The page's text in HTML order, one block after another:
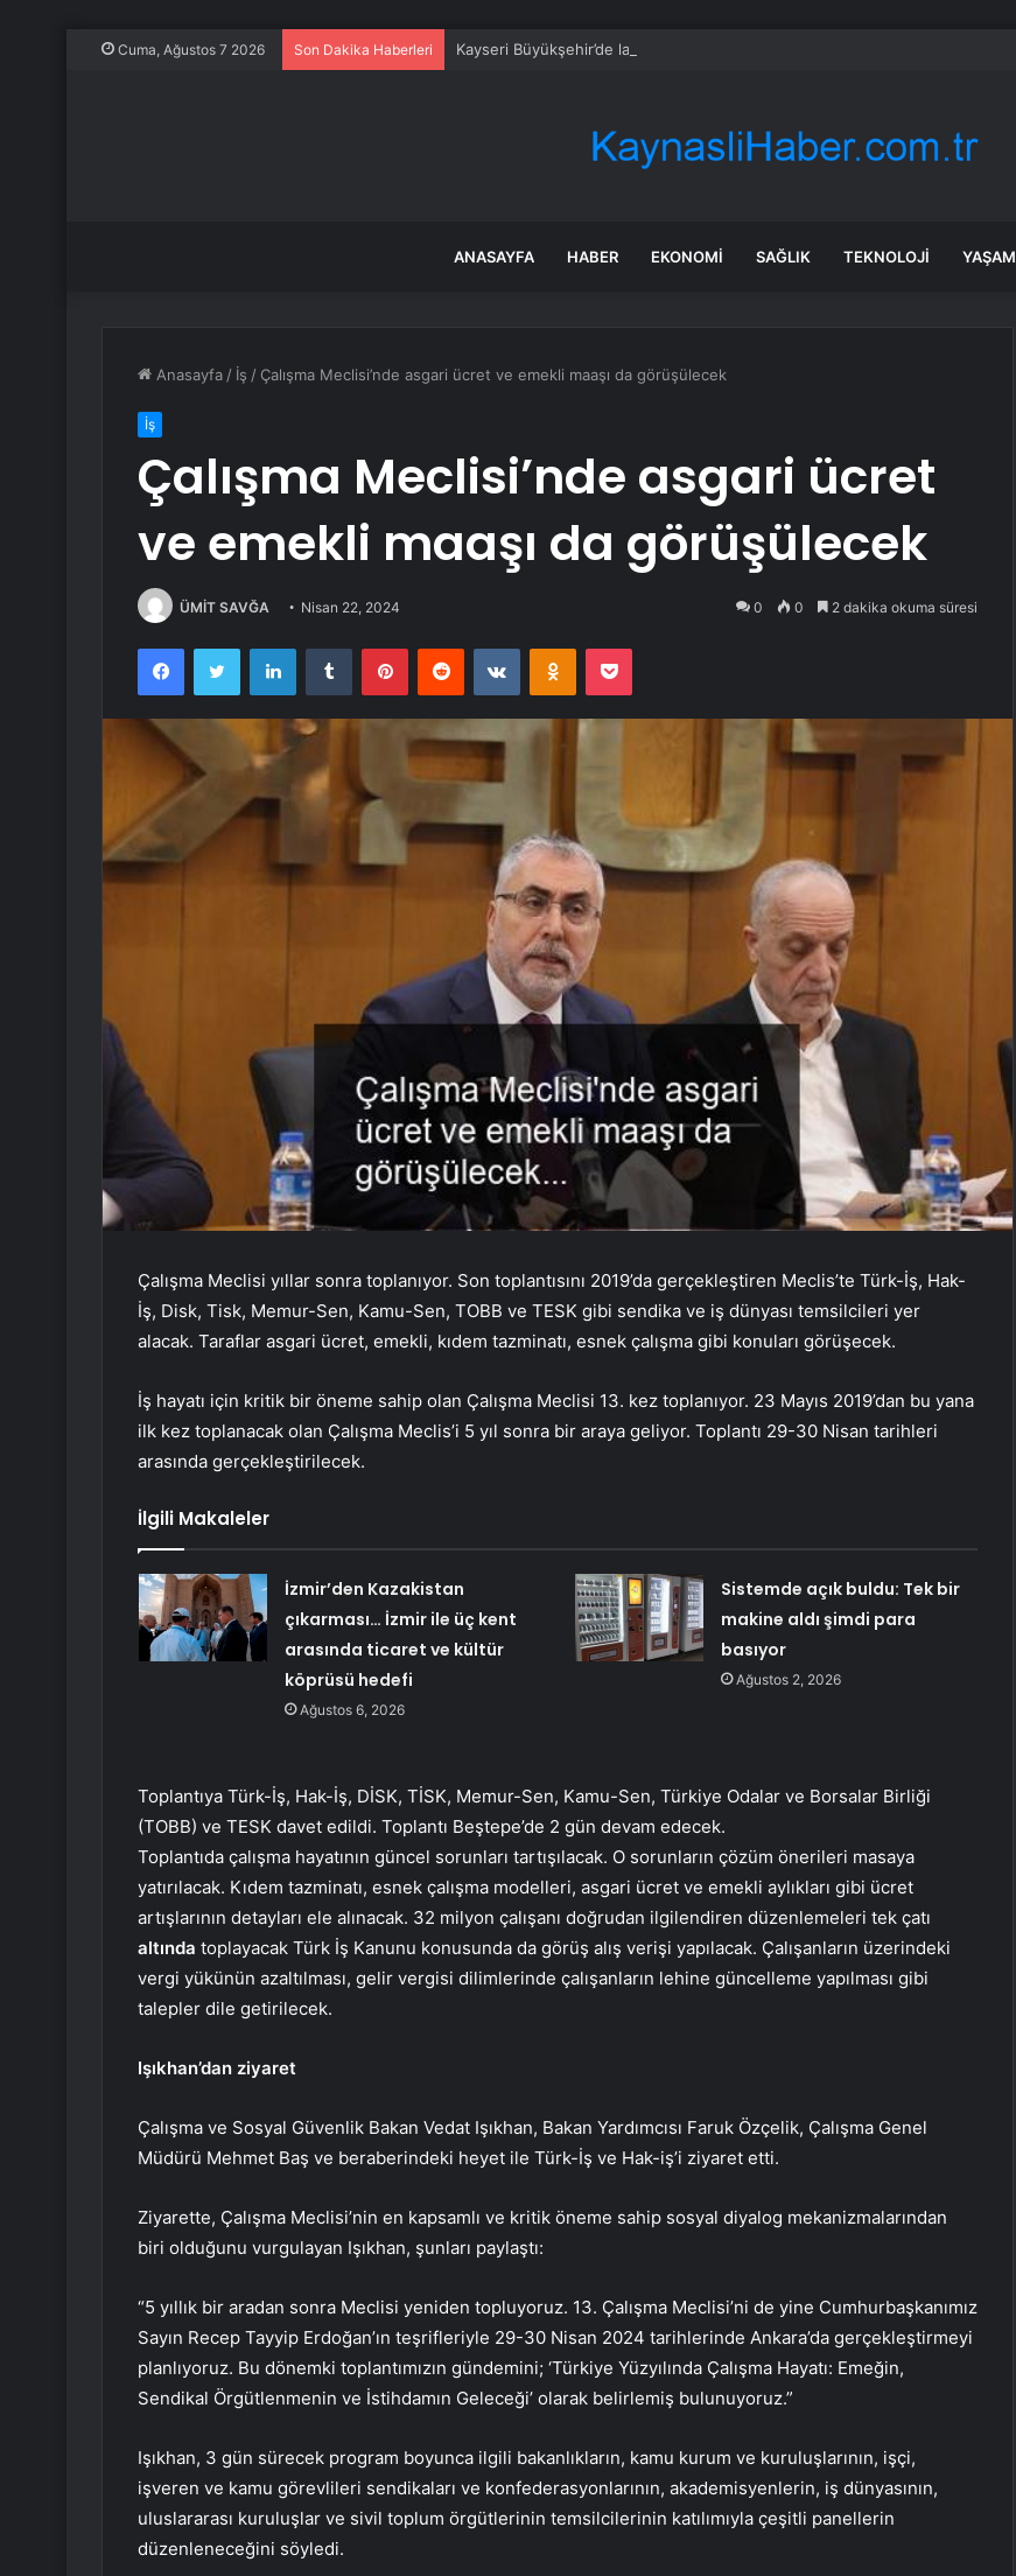
Cuma, Ağustos 7 2026 Son Dakika Haberleri Kayseri Büyükşehir’de lavanta hasadı başladı
ANASAYFA HABER EKONOMI SAĞLIK TEKNOLOJI YAŞAM
Anasayfa / İş / Çalışma Meclisi’nde asgari ücret ve emekli maaşı da görüşülecek
İş
Çalışma Meclisi’nde asgari ücret
ve emekli maaşı da görüşülecek
ÜMİT SAVĞA Nisan 22, 2024 0 0 2 dakika okuma süresi
FacebookTwitter LinkedInTumblr PinterestReddit VKontakteOdnoklassniki
Pocket
Çalışma Meclisi yıllar sonra toplanıyor. Son toplantısını 2019’da gerçekleştiren Meclis’te Türk-İş, Hak-
İş, Disk, Tisk, Memur-Sen, Kamu-Sen, TOBB ve TESK gibi sendika ve iş dünyası temsilcileri yer
alacak. Taraflar asgari ücret, emekli, kıdem tazminatı, esnek çalışma gibi konuları görüşecek.
İş hayatı için kritik bir öneme sahip olan Çalışma Meclisi 13. kez toplanıyor. 23 Mayıs 2019’dan bu yana
ilk kez toplanacak olan Çalışma Meclis’i 5 yıl sonra bir araya geliyor. Toplantı 29-30 Nisan tarihleri
arasında gerçekleştirilecek.
İlgili Makaleler
İzmir’den Kazakistan
çıkarması… İzmir ile üç kent
arasında ticaret ve kültür
köprüsü hedefi
Ağustos 6, 2026
Sistemde açık buldu: Tek bir
makine aldı şimdi para
basıyor
Ağustos 2, 2026
Toplantıya Türk-İş, Hak-İş, DİSK, TİSK, Memur-Sen, Kamu-Sen, Türkiye Odalar ve Borsalar Birliği
(TOBB) ve TESK davet edildi. Toplantı Beştepe’de 2 gün devam edecek.
Toplantıda çalışma hayatının güncel sorunları tartışılacak. O sorunların çözüm önerileri masaya
yatırılacak. Kıdem tazminatı, esnek çalışma modelleri, asgari ücret ve emekli aylıkları gibi ücret
artışlarının detayları ele alınacak. 32 milyon çalışanı doğrudan ilgilendiren düzenlemeleri tek çatı
altında toplayacak Türk İş Kanunu konusunda da görüş alış verişi yapılacak. Çalışanların üzerindeki
vergi yükünün azaltılması, gelir vergisi dilimlerinde çalışanların lehine güncelleme yapılması gibi
talepler dile getirilecek.
Işıkhan’dan ziyaret
Çalışma ve Sosyal Güvenlik Bakan Vedat Işıkhan, Bakan Yardımcısı Faruk Özçelik, Çalışma Genel
Müdürü Mehmet Baş ve beraberindeki heyet ile Türk-İş ve Hak-iş’i ziyaret etti.
Ziyarette, Çalışma Meclisi’nin en kapsamlı ve kritik öneme sahip sosyal diyalog mekanizmalarından
biri olduğunu vurgulayan Işıkhan, şunları paylaştı:
“5 yıllık bir aradan sonra Meclisi yeniden topluyoruz. 13. Çalışma Meclisi’ni de yine Cumhurbaşkanımız
Sayın Recep Tayyip Erdoğan’ın teşrifleriyle 29-30 Nisan 2024 tarihlerinde Ankara’da gerçekleştirmeyi
planlıyoruz. Bu dönemki toplantımızın gündemini; ‘Türkiye Yüzyılında Çalışma Hayatı: Emeğin,
Sendikal Örgütlenmenin ve İstihdamın Geleceği’ olarak belirlemiş bulunuyoruz.”
Işıkhan, 3 gün sürecek program boyunca ilgili bakanlıkların, kamu kurum ve kuruluşlarının, işçi,
işveren ve kamu görevlileri sendikaları ve konfederasyonlarının, akademisyenlerin, iş dünyasının,
uluslararası kuruluşlar ve sivil toplum örgütlerinin temsilcilerinin katılımıyla çeşitli panellerin
düzenleneceğini söyledi.